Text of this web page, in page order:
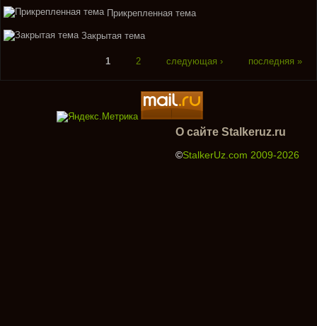
Прикрепленная тема
Закрытая тема
1 2 следующая › последняя »
О сайте Stalkeruz.ru
©StalkerUz.com 2009-2026